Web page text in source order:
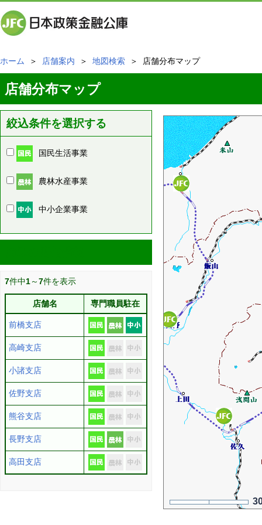
ホーム ＞ 店舗案内 ＞ 地図検索 ＞ 店舗分布マップ
店舗分布マップ
絞込条件を選択する
国民生活事業
農林水産事業
中小企業事業
7件中1～7件を表示
店舗名 専門職員駐在
前橋支店
高崎支店
小諸支店
佐野支店
熊谷支店
長野支店
高田支店